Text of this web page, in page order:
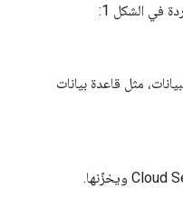
في الشكل 1:
مثل قاعدة بيانات